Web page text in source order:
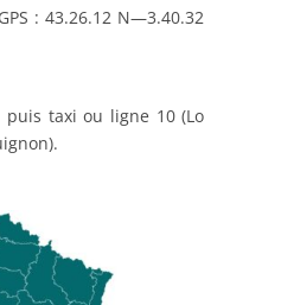
: 43.26.12 N—3.40.32
puis taxi ou ligne 10 (Lo